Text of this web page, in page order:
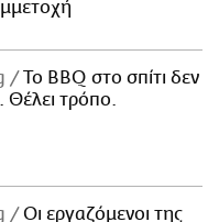
Το BBQ στο σπίτι δεν
Θέλει τρόπο.
Οι εργαζόμενοι της